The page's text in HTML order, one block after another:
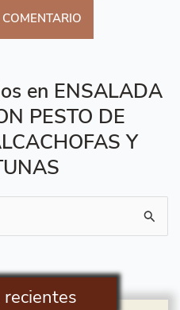
en ENSALADA
PESTO DE
Y